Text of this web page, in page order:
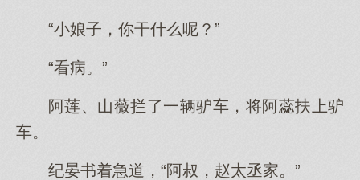
“小娘子，你干什么呢？”
“看病。”
阿莲、山薇拦了一辆驴车，将阿蕊扶上驴
车。
纪晏书着急道，“阿叔，赵太丞家。”